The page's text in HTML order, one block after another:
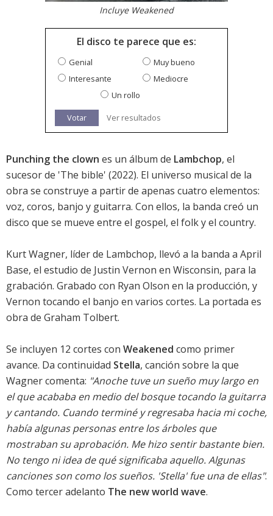
Incluye Weakened
El disco te parece que es:
Genial
Muy bueno
Interesante
Mediocre
Un rollo
Votar Ver resultados
Punching the clown es un álbum de Lambchop, el
sucesor de 'The bible' (2022). El universo musical de la
obra se construye a partir de apenas cuatro elementos:
voz, coros, banjo y guitarra. Con ellos, la banda creó un
disco que se mueve entre el gospel, el folk y el country.
Kurt Wagner, líder de Lambchop, llevó a la banda a April
Base, el estudio de Justin Vernon en Wisconsin, para la
grabación. Grabado con Ryan Olson en la producción, y
Vernon tocando el banjo en varios cortes. La portada es
obra de Graham Tolbert.
Se incluyen 12 cortes con Weakened como primer
avance. Da continuidad Stella, canción sobre la que
Wagner comenta: "Anoche tuve un sueño muy largo en
el que acababa en medio del bosque tocando la guitarra
y cantando. Cuando terminé y regresaba hacia mi coche,
había algunas personas entre los árboles que
mostraban su aprobación. Me hizo sentir bastante bien.
No tengo ni idea de qué significaba aquello. Algunas
canciones son como los sueños. 'Stella' fue una de ellas".
Como tercer adelanto The new world wave.